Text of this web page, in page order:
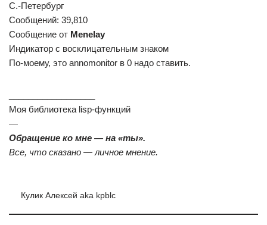
С.-Петербург
Сообщений: 39,810
Сообщение от Menelay
Индикатор с восклицательным знаком
По-моему, это annomonitor в 0 надо ставить.
Моя библиотека lisp-функций
—
Обращение ко мне — на «ты».
Все, что сказано — личное мнение.
Кулик Алексей aka kpblc